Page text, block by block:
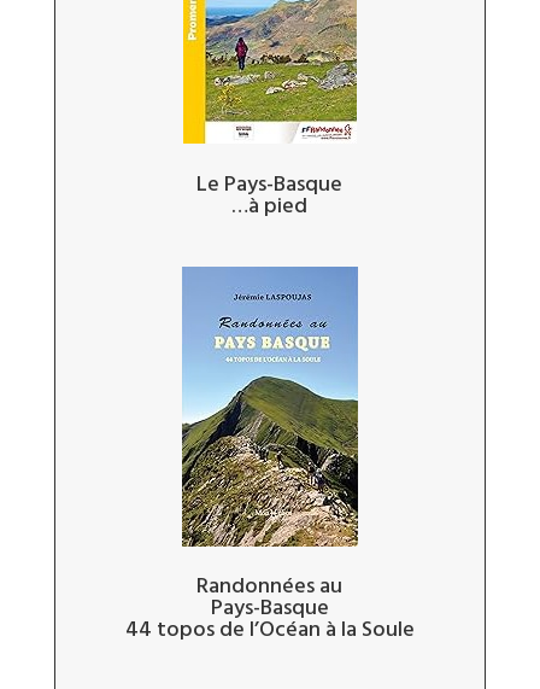
Le Pays-Basque
…à pied
Randonnées au
Pays-Basque
44 topos de l’Océan à la Soule